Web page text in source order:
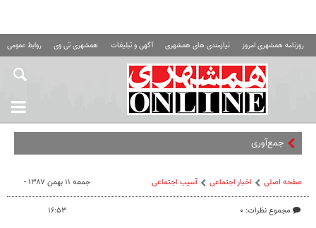
روزنامه همشهری امروز نیازمندی های همشهری آگهی و تبلیغات همشهری تی وی روابط عمومی
جمع‌آوری ۳ محصول سلام
صفحه اصلی اخبار اجتماعی آسیب اجتماعی
مجموع نظرات: ۰
جمعه ۱۱ بهمن ۱۳۸۷ -
۱۶:۵۳